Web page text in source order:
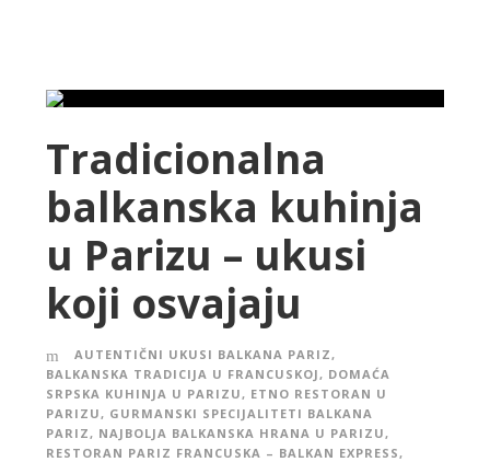
Tradicionalna
balkanska kuhinja
u Parizu – ukusi
koji osvajaju
AUTENTIČNI UKUSI BALKANA PARIZ,
BALKANSKA TRADICIJA U FRANCUSKOJ, DOMAĆA
SRPSKA KUHINJA U PARIZU, ETNO RESTORAN U
PARIZU, GURMANSKI SPECIJALITETI BALKANA
PARIZ, NAJBOLJA BALKANSKA HRANA U PARIZU,
RESTORAN PARIZ FRANCUSKA – BALKAN EXPRESS,